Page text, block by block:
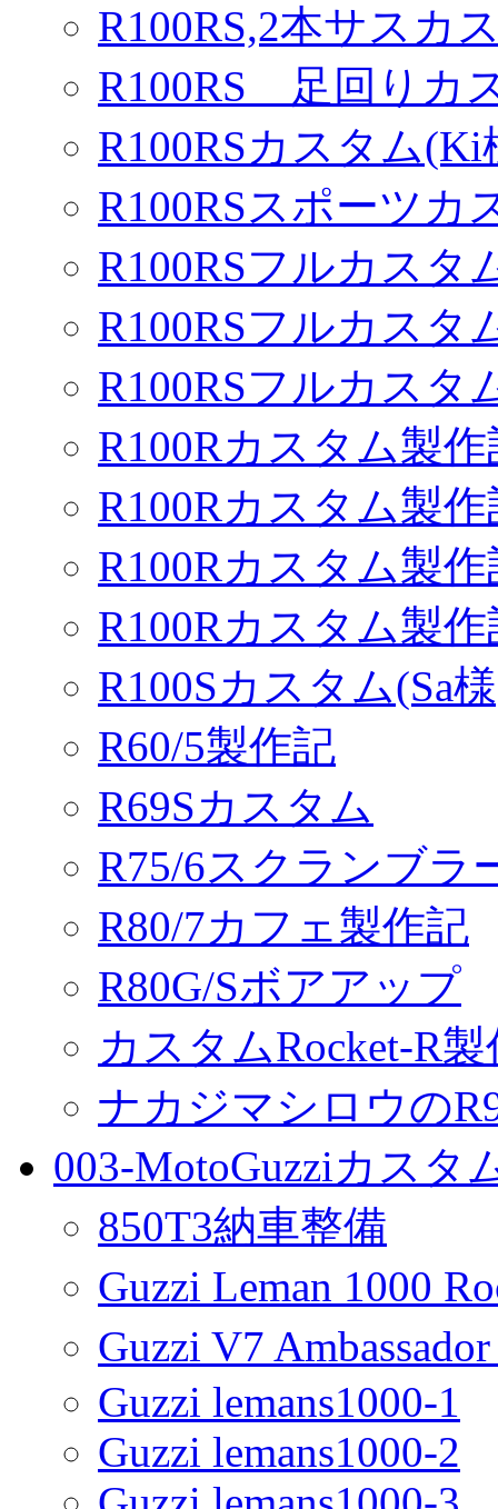
R100RS,2本サスカ
R100RS 足回りカ
R100RSカスタム(Ki
R100RSスポーツカ
R100RSフルカスタ
R100RSフルカスタ
R100RSフルカスタ
R100Rカスタム製作
R100Rカスタム製作
R100Rカスタム製作
R100Rカスタム製
R100Sカスタム(Sa
R60/5製作記
R69Sカスタム
R75/6スクランブラ
R80/7カフェ製作記
R80G/Sボアアップ
カスタムRocket-R
ナカジマシロウの
003-MotoGuzziカスタ
850T3納車整備
Guzzi Leman 1000
Guzzi V7
Guzzi lemans1000-1
Guzzi lemans1000-2